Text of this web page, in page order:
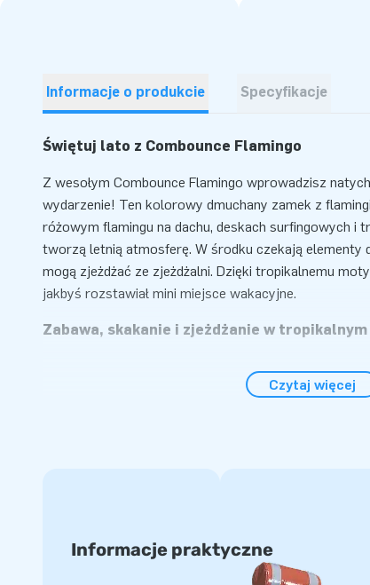
Informacje o produkcie Specyfikacje
Świętuj lato z Combounce Flamingo
Z wesołym Combounce Flamingo wprowadzisz
wydarzenie! Ten kolorowy dmuchany zamek z
różowym flamingu na dachu, deskach surfingowych i
tworzą letnią atmosferę. W środku czekają elementy
mogą zjeżdżać ze zjeżdżalni. Dzięki tropikalnemu
jakbyś rozstawiał mini miejsce wakacyjne.
Zabawa, skakanie i zjeżdżanie w
Połączenie słupków do zabawy i zjeżdżalni zapewnia
Wybierając JB-Dmuchańce, stawiasz na solidne
gwarantowaną zabawę przez wiele lat.
Czytaj więcej
Informacje praktyczne